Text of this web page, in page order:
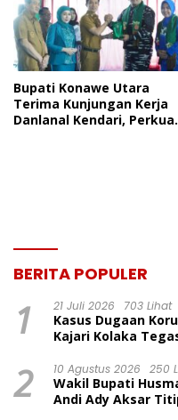
Bupati Konawe Utara
Terima Kunjungan Kerja
Danlanal Kendari,
BERITA POPULER
1 21 Juli 2026 703 Lihat
Kasus Dugaan
Kajari Kolaka
2 10 Agustus 2026 250
Wakil Bupati
Andi Ady Aksar